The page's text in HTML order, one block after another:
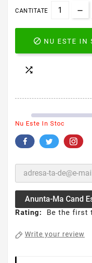
CANTITATE
 NU ESTE IN

Nu Este In Stoc
Anunta-Ma Cand
Rating: Be the first
Write your review